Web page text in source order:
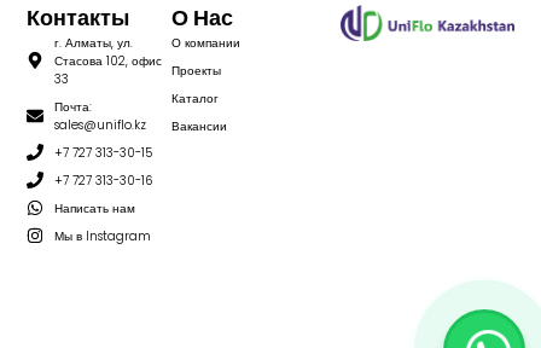
О Нас
О компании
Проекты
Каталог
Вакансии
Контакты
г. Алматы, ул.
Стасова 102, офис
33
Почта:
sales@uniflo.kz
+7 727 313-30-15
+7 727 313-30-16
Написать нам
Мы в Instagram